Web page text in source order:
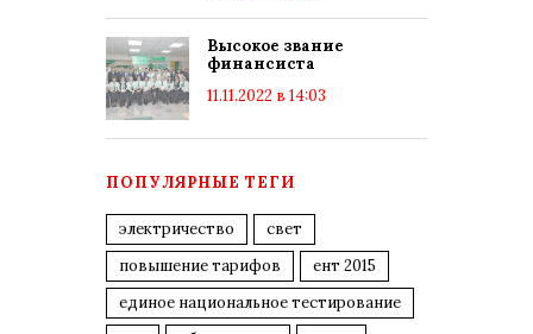
Высокое звание
финансиста
11.11.2022 в 14:03
ПОПУЛЯРНЫЕ ТЕГИ
электричество
свет
повышение тарифов
ент 2015
единое национальное тестирование